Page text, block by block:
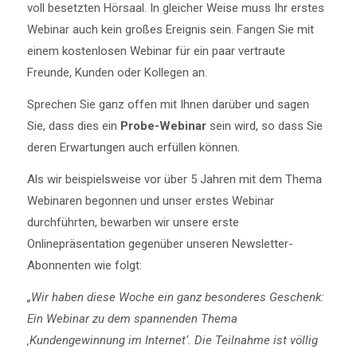
voll besetzten Hörsaal. In gleicher Weise muss Ihr erstes
Webinar auch kein großes Ereignis sein. Fangen Sie mit
einem kostenlosen Webinar für ein paar vertraute
Freunde, Kunden oder Kollegen an.
Sprechen Sie ganz offen mit Ihnen darüber und sagen
Sie, dass dies ein Probe-Webinarsein wird, so dass Sie
deren Erwartungen auch erfüllen können.
Als wir beispielsweise vor über 5 Jahren mit dem Thema
Webinaren begonnen und unser erstes Webinar
durchführten, bewarben wir unsere erste
Onlinepräsentation gegenüber unseren Newsletter-
Abonnenten wie folgt:
„Wir haben diese Woche ein ganz besonderes Geschenk:
Ein Webinar zu dem spannenden Thema
‚Kundengewinnung im Internet‘. Die Teilnahme ist völlig